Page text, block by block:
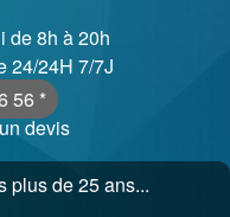
de 8h à 20h
24/24H 7/7J
56 *
devis
plus de 25 ans...